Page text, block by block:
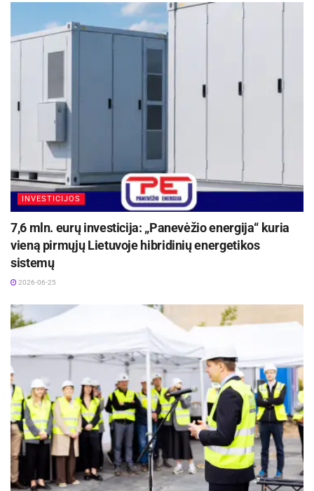
INVESTICIJOS
7,6 mln. eurų investicija: „Panevėžio energija“ kuria
vieną pirmųjų Lietuvoje hibridinių energetikos
sistemų
2026-06-25